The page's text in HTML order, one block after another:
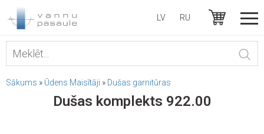
LV RU
Sākums » Ūdens Maisītāji » Dušas garnitūras
Dušas komplekts 922.00